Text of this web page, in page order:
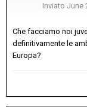
Inviato June
Che facciamo noi
definitivamente le
Europa?